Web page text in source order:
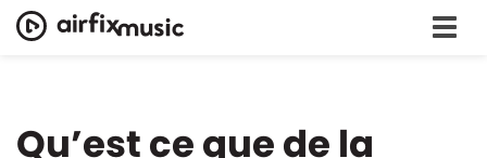
Qu’est ce que de la